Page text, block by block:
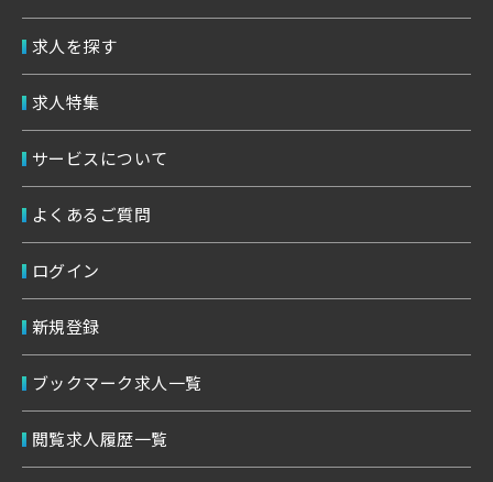
求人を探す
求人特集
サービスについて
よくあるご質問
ログイン
新規登録
ブックマーク求人一覧
閲覧求人履歴一覧